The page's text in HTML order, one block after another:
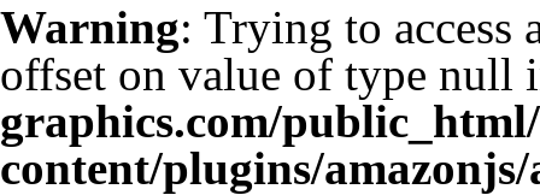
Warning: Trying to access
offset on value of type null
graphics.com/
content/plugins/